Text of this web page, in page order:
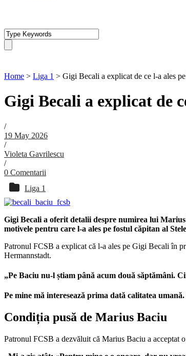
Home > Liga 1 > Gigi Becali a explicat de ce l-a ales
Gigi Becali a explicat de
/
19 May 2026
/
Violeta Gavrilescu
/
0 Comentarii
Liga 1
Gigi Becali a oferit detalii despre numirea lui
motivele pentru care l-a ales pe fostul căpitan al
Patronul FCSB a explicat că l-a ales pe Gigi Becali în
Hermannstadt.
„Pe Baciu nu-l știam până acum două săptămâni.
Pe mine mă interesează prima dată calitatea
Condiția pusă de Marius Baciu
Patronul FCSB a dezvăluit că Marius Baciu a acceptat